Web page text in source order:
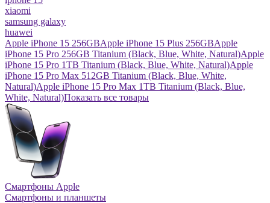
xiaomi
samsung galaxy
huawei
Apple iPhone 15 256GBApple iPhone 15 Plus 256GBApple
iPhone 15 Pro 256GB Titanium (Black, Blue, White, Natural)Apple
iPhone 15 Pro 1TB Titanium (Black, Blue, White, Natural)Apple
iPhone 15 Pro Max 512GB Titanium (Black, Blue, White,
Natural)Apple iPhone 15 Pro Max 1TB Titanium (Black, Blue,
White, Natural)Показать все товары
Смартфоны Apple
Смартфоны и планшеты